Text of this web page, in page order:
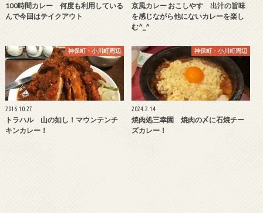
100時間カレー 何度も利用している
んで今回はテイクアウト
京風カレー おこしやす 出汁の旨味
を感じながら他にないカレーを楽し
む^_^
神保町・小川町周辺
2016.10.27
トラハル 山の如し！マウンテンチ
キンカレー！
神保町・小川町周辺
2024.2.14
焼肉処三幸園 焼肉の〆に石焼チー
ズカレー！